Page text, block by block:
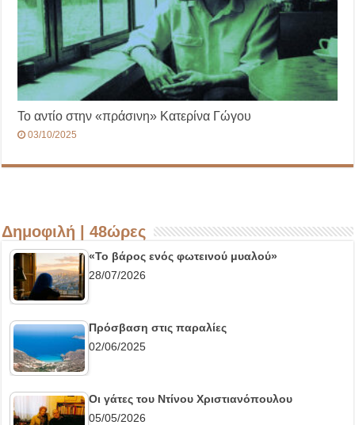
Το αντίο στην «πράσινη» Κατερίνα Γώγου
03/10/2025
Δημοφιλή | 48ώρες
«Το βάρος ενός φωτεινού μυαλού»
28/07/2026
Πρόσβαση στις παραλίες
02/06/2025
Οι γάτες του Ντίνου Χριστιανόπουλου
05/05/2026